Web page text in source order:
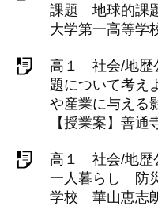
課題 地球的課
大学第一高等
高１ 社会/地歴
題について考
や産業に与える
【授業案】善
高１ 社会/地
一人暮らし 防
学校 華山恵志